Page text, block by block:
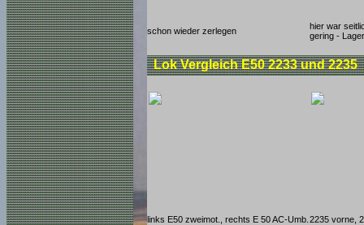
schon wieder zerlegen
hier war
gering -
Lok Vergleich E50 2233 und 2235
links E50 zweimot., rechts E 50 AC-Umb. 2235 vorne,